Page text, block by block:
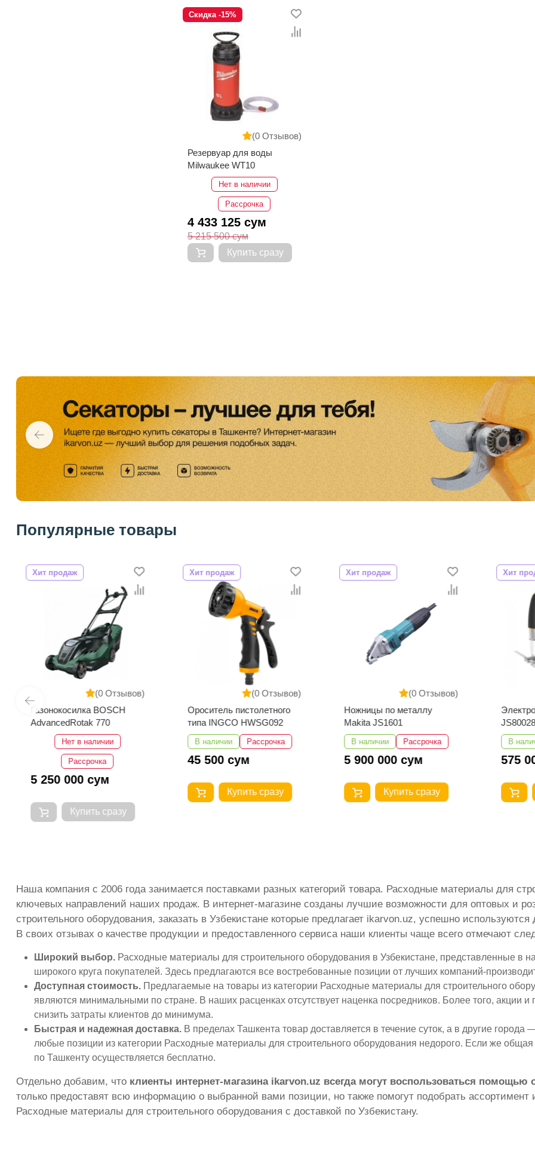
(0 Отзывов)
Скидка -15%
Резервуар для воды
Milwaukee WT10
Нет в наличии
Рассрочка
4 433 125 сум
5 215 500 сум
Купить сразу
Популярные товары
(0 Отзывов)
Хит продаж
Газонокосилка BOSCH
AdvancedRotak 770
Нет в наличии
Рассрочка
5 250 000 сум
Купить сразу
(0 Отзывов)
Хит продаж
Ороситель пистолетного
типа INGCO HWSG092
В наличии Рассрочка
45 500 сум
Купить сразу
(0 Отзывов)
Хит продаж
Ножницы по металлу
Makita JS1601
В наличии Рассрочка
5 900 000 сум
Купить сразу
Хит
В
575
Наша компания с 2006 года занимается поставками разных категорий товара. Расходные материалы для
ключевых направлений наших продаж. В интернет-магазине созданы лучшие возможности для оптовых и
строительного оборудования, заказать в Узбекистане которые предлагает ikarvon.uz, успешно
В своих отзывах о качестве продукции и предоставленного сервиса наши клиенты чаще всего отмечают
Широкий выбор. Расходные материалы для строительного оборудования в Узбекистане, представленные в
широкого круга покупателей. Здесь предлагаются все востребованные позиции от лучших компаний-
Доступная стоимость. Предлагаемые на товары из категории Расходные материалы для строительного
являются минимальными по стране. В наших расценках отсутствует наценка посредников. Более того, акции
снизить затраты клиентов до минимума.
Быстрая и надежная доставка. В пределах Ташкента товар доставляется в течение суток, а в другие
любые позиции из категории Расходные материалы для строительного оборудования недорого. Если же
по Ташкенту осуществляется бесплатно.
Отдельно добавим, что клиенты интернет-магазина ikarvon.uz всегда могут воспользоваться помощью
только предоставят всю информацию о выбранной вами позиции, но также помогут подобрать ассортимент
Расходные материалы для строительного оборудования с доставкой по Узбекистану.